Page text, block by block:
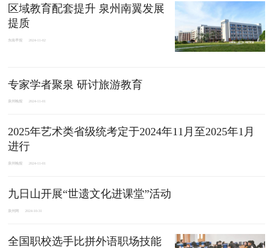
区域教育配套提升 泉州南翼发展
提质
东南早报 2024-11-02
专家学者聚泉 研讨旅游教育
泉州晚报 2024-11-01
2025年艺术类省级统考定于2024年11月至2025年1月
进行
泉州晚报 2024-11-01
九日山开展“世遗文化进课堂”活动
泉州网 2024-10-31
全国职校选手比拼外语职场技能